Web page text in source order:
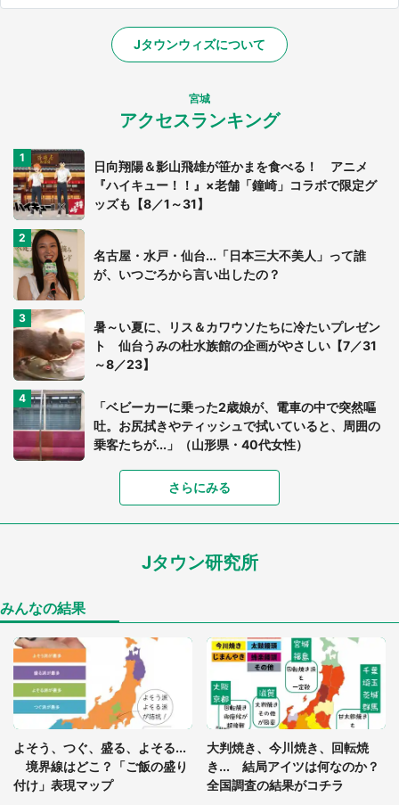
Jタウンウィズについて
宮城
アクセスランキング
日向翔陽＆影山飛雄が笹かまを食べる！ アニメ
『ハイキュー！！』×老舗「鐘崎」コラボで限定グ
ッズも【8／1～31】
名古屋・水戸・仙台...「日本三大不美人」って誰
が、いつごろから言い出したの？
暑～い夏に、リス＆カワウソたちに冷たいプレゼン
ト 仙台うみの杜水族館の企画がやさしい【7／31
～8／23】
「ベビーカーに乗った2歳娘が、電車の中で突然嘔
吐。お尻拭きやティッシュで拭いていると、周囲の
乗客たちが...」（山形県・40代女性）
女子高生が人目もはばからず泣いた 見知らぬ人に
渡されたメモに書かれていたコト（宮城県・20代女
性）
宮城は「ハイキュー!!」「ジョジョ」だけじゃな
大宮駅と仙台駅って、なんであんなに似ているの？
「西口の歴史」を探求してみた
「『よくお前みたいなやつが結婚できたな！』認知
症の祖父から怒鳴られた私。カッとなって言い返し
たけど...」（宮城県・20代女性）
さらにみる
Jタウン研究所
みんなの結果
よそう、つぐ、盛る、よそる...
境界線はどこ？「ご飯の盛り
付け」表現マップ
大判焼き、今川焼き、回転焼
き... 結局アイツは何なのか？
全国調査の結果がコチラ